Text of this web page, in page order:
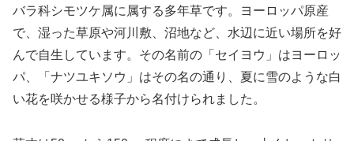
バラ科シモツケ属に属する多年草です。ヨーロッパ原産
で、湿った草原や河川敷、沼地など、水辺に近い場所を好
んで自生しています。その名前の「セイヨウ」はヨーロッ
パ、「ナツユキソウ」はその名の通り、夏に雪のような白
い花を咲かせる様子から名付けられました。